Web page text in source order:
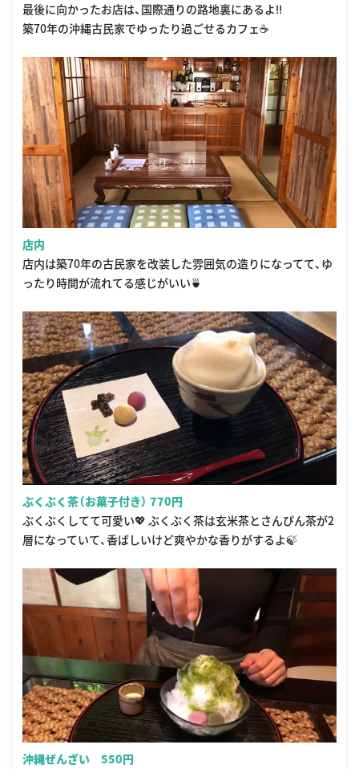
最後に向かったお店は、国際通りの路地裏にあるよ‼️
築70年の沖縄古民家でゆったり過ごせるカフェ☕️
店内
店内は築70年の古民家を改装した雰囲気の造りになってて、ゆ
ったり時間が流れてる感じがいい🍵
ぶくぶく茶（お菓子付き） 770円
ぶくぶくしてて可愛い💖 ぶくぶく茶は玄米茶とさんぴん茶が2
層になっていて、香ばしいけど爽やかな香りがするよ🍃
沖縄ぜんざい 550円